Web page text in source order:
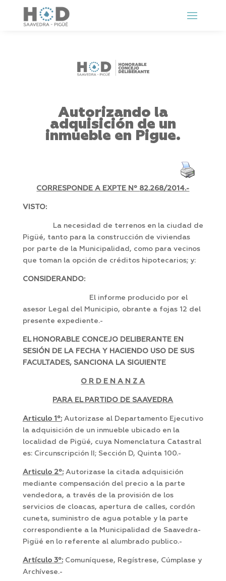
Autorizando la
adquisición de un
inmueble en Pigue.
CORRESPONDE A EXPTE Nº 82.268/2014.-
VISTO:
La necesidad de terrenos en la ciudad de
Pigüé, tanto para la construcción de viviendas
por parte de la Municipalidad, como para vecinos
que toman la opción de créditos hipotecarios; y:
CONSIDERANDO:
El informe producido por el
asesor Legal del Municipio, obrante a fojas 12 del
presente expediente.-
EL HONORABLE CONCEJO DELIBERANTE EN
SESIÓN DE LA FECHA Y HACIENDO USO DE SUS
FACULTADES, SANCIONA LA SIGUIENTE
O R D E N A N Z A
PARA EL PARTIDO DE SAAVEDRA
Articulo 1º:Autorizase al Departamento Ejecutivo
la adquisición de un inmueble ubicado en la
localidad de Pigüé, cuya Nomenclatura Catastral
es: Circunscripción II; Sección D, Quinta 100.-
Articulo 2º:Autorizase la citada adquisición
mediante compensación del precio a la parte
vendedora, a través de la provisión de los
servicios de cloacas, apertura de calles, cordón
cuneta, suministro de agua potable y la parte
correspondiente a la Municipalidad de Saavedra-
Pigüé en lo referente al alumbrado publico.-
Artículo 3º:Comuníquese, Regístrese, Cúmplase y
Archívese.-